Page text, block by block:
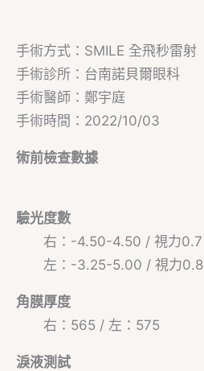
手術方式：SMILE 全飛秒雷射
手術診所：台南諾貝爾眼科
手術醫師：鄭宇庭
手術時間：2022/10/03
術前檢查數據
驗光度數
右：-4.50-4.50 / 視力0.7
左：-3.25-5.00 / 視力0.8
角膜厚度
右：565 / 左：575
淚液測試